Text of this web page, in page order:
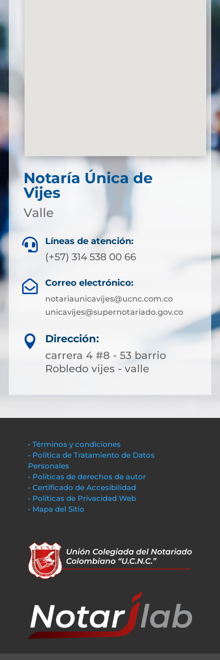
Notaría Única de
Vijes
Valle
 Líneas de atención:
(+57) 314 538 00 66
 Correo electrónico:
notariaunicavijes@ucnc.com.co
unicavijes@supernotariado.gov.co

Dirección:
carrera 4 #8 - 53 barrio
Robledo vijes - valle
• Términos y condiciones
• Política de Tratamiento de Datos
Personales
• Políticas de derechos de autor
• Certificado de Accesibilidad
• Políticas de Privacidad Web
• Mapa del Sitio